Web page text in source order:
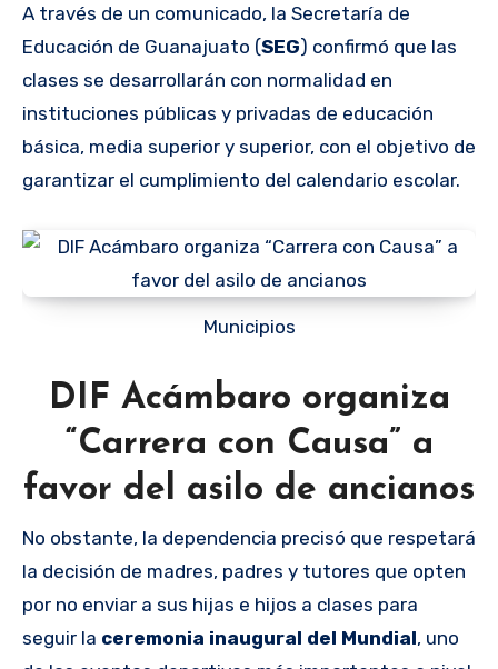
A través de un comunicado, la Secretaría de
Educación de Guanajuato (SEG) confirmó que las
clases se desarrollarán con normalidad en
instituciones públicas y privadas de educación
básica, media superior y superior, con el objetivo de
garantizar el cumplimiento del calendario escolar.
Municipios
DIF Acámbaro organiza
“Carrera con Causa” a
favor del asilo de ancianos
No obstante, la dependencia precisó que respetará
la decisión de madres, padres y tutores que opten
por no enviar a sus hijas e hijos a clases para
seguir la ceremonia inaugural del Mundial, uno